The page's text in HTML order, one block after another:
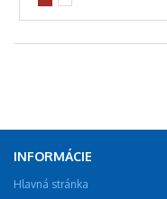
INFORMÁCIE
Hlavná stránka